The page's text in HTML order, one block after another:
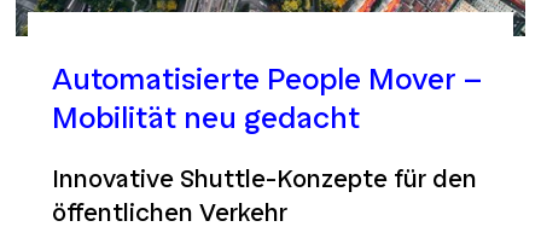
Automatisierte People Mover –
Mobilität neu gedacht
Innovative Shuttle-Konzepte für den
öffentlichen Verkehr